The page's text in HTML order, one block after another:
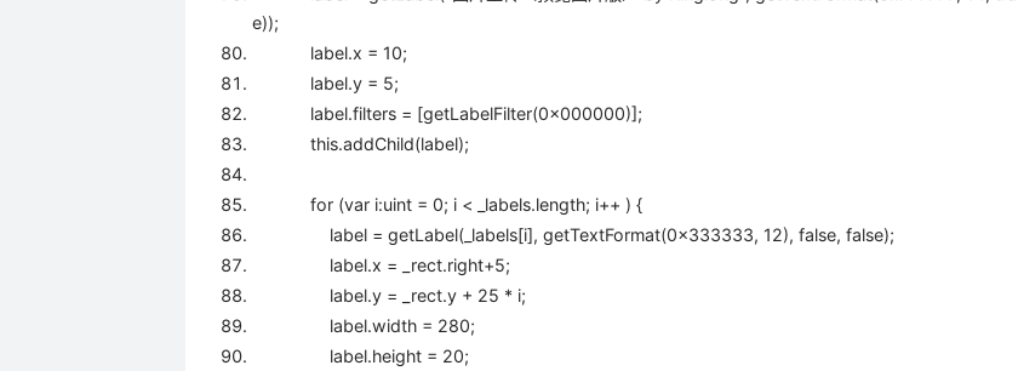
e));
label.x = 10;
label.y = 5;
label.filters = [getLabelFilter(0x000000)];
this.addChild(label);
for (var i:uint =0; i < _labels.length; i++ ) {
label = getLabel(_labels[i], getTextFormat(0x333333, 12),false,false);
label.x = _rect.right+5;
label.y = _rect.y + 25 * i;
label.width = 280;
label.height = 20;